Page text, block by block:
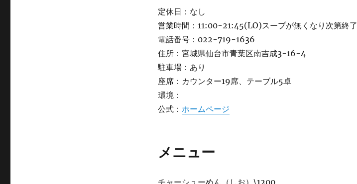
定休日：なし
営業時間：11:00-21:45(LO)スープが無くなり次第終了
電話番号：022-719-1636
住所：宮城県仙台市青葉区南吉成3-16-4
駐車場：あり
座席：カウンター19席、テーブル5卓
環境：
公式： ホームページ
メニュー
チャーシューめん（しお）\1200